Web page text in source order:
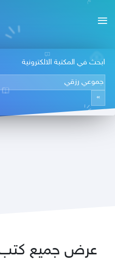
ابحث في المكتبة الالكترونية
عرض جميع